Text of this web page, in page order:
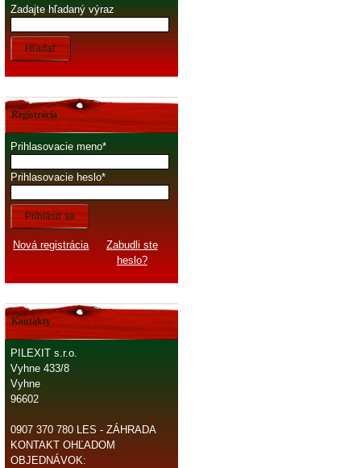
Zadajte hľadaný výraz
Hľadať
Registrácia
Prihlasovacie meno
Prihlasovacie heslo
Prihlásiť sa
Nová registrácia
Zabudli ste
heslo?
Kontakty
PILEXIT s.r.o.
Vyhne 433/8
Vyhne
96602
0907 370 780 LES - ZÁHRADA
KONTAKT OHĽADOM
OBJEDNÁVOK: